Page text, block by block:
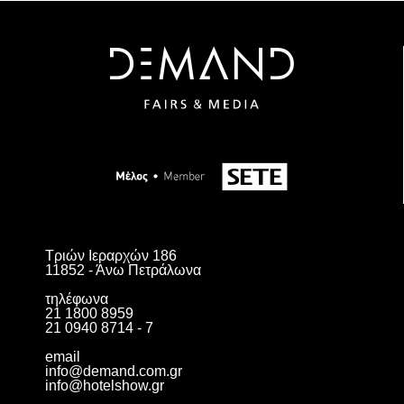
Τριών Ιεραρχών 186
11852 - Άνω Πετράλωνα
τηλέφωνα
21 1800 8959
21 0940 8714 - 7
email
info@demand.com.gr
info@hotelshow.gr